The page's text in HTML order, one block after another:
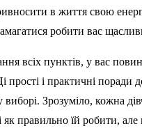
в життя свою
робити вас
всіх пунктів, у вас
прості і практичні поради
Зрозуміло, кожна
як правильно їй робити, але